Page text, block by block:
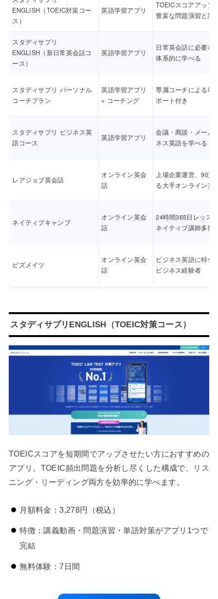
ENGLISH（TOEIC対策コー
ス）
英語学習アプリ
TOEICスコアアップ
豊富な問題演習と講
スタディサプリ
ENGLISH（新日常英会話コ
ース）
英語学習アプリ
日常英会話に必要な
体系的に学べる
スタディサプリ パーソナル
コーチプラン
英語学習アプリ
+ コーチング
専属コーチによる毎
ポート付き
スタディサプリ ビジネス英
語コース
英語学習アプリ
会議・商談・メール
ネス英語を学べる
レアジョブ英会話
オンライン英会
話
上場企業運営、90万
る大手オンライン英
ネイティブキャンプ
オンライン英会
話
24時間365日レッス
ネイティブ講師多数
ビズメイツ
オンライン英会
話
ビジネス英語に特化
ビジネス経験者
スタディサプリENGLISH（TOEIC対策コース）
TOEICスコアを短期間でアップさせたい方におすすめの
アプリ。TOEIC頻出問題を分析し尽くした構成で、リス
ニング・リーディング両方を効率的に学べます。
月額料金：3,278円（税込）
特徴：講義動画・問題演習・単語対策がアプリ1つで
完結
無料体験：7日間